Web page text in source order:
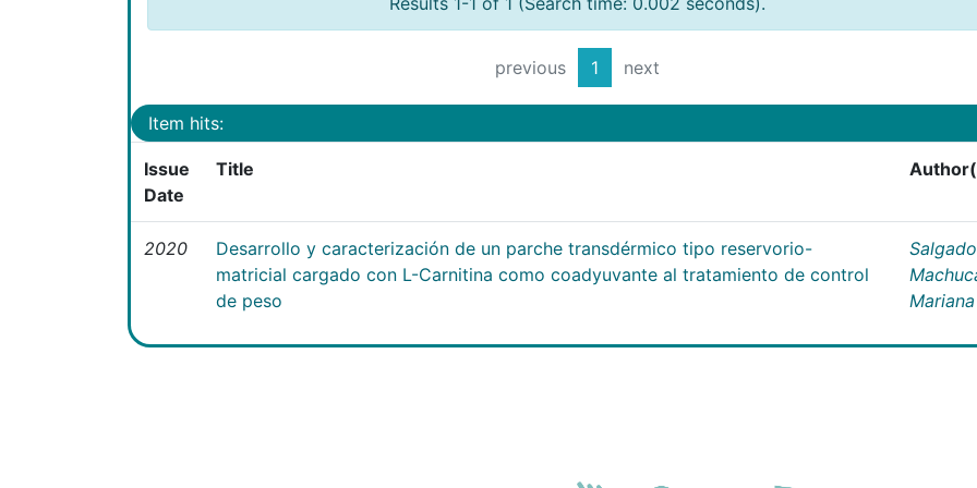
previous 1 next
Item hits:
Issue
Date
Title
2020
Desarrollo y caracterización de un parche transdérmico tipo reservorio-
matricial cargado con L-Carnitina como coadyuvante al tratamiento de control
de peso
Salgado
Mariana